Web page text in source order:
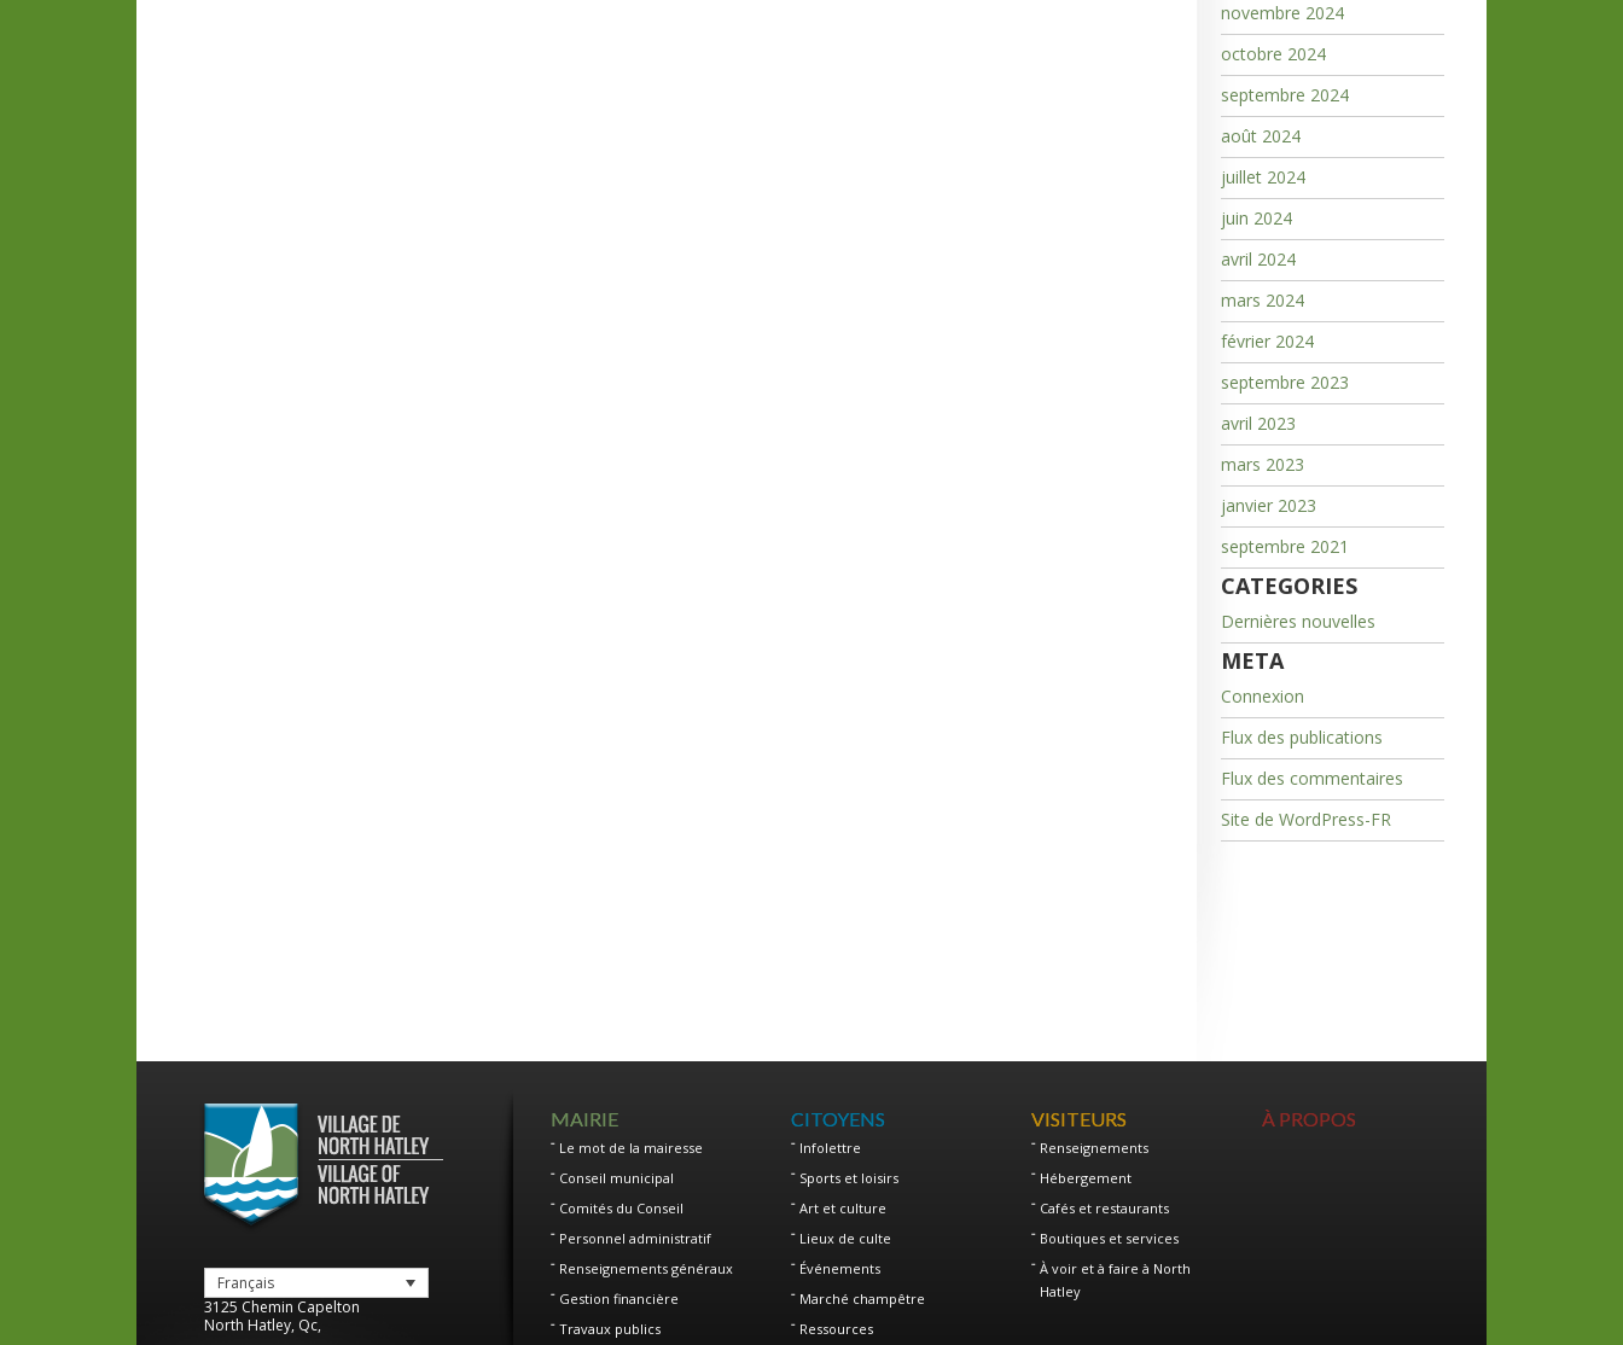
novembre 2024
octobre 2024
septembre 2024
août 2024
juillet 2024
juin 2024
avril 2024
mars 2024
février 2024
septembre 2023
avril 2023
mars 2023
janvier 2023
septembre 2021
CATEGORIES
Dernières nouvelles
META
Connexion
Flux des publications
Flux des commentaires
Site de WordPress-FR
Français
3125 Chemin Capelton
North Hatley, Qc,
MAIRIE
Le mot de la mairesse
Conseil municipal
Comités du Conseil
Personnel administratif
Renseignements généraux
Gestion financière
Travaux publics
CITOYENS
Infolettre
Sports et loisirs
Art et culture
Lieux de culte
Événements
Marché champêtre
Ressources
VISITEURS
Renseignements
Hébergement
Cafés et restaurants
Boutiques et services
À voir et à faire à North
Hatley
À PROPOS